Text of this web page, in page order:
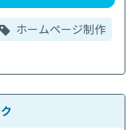
ホームページ制作